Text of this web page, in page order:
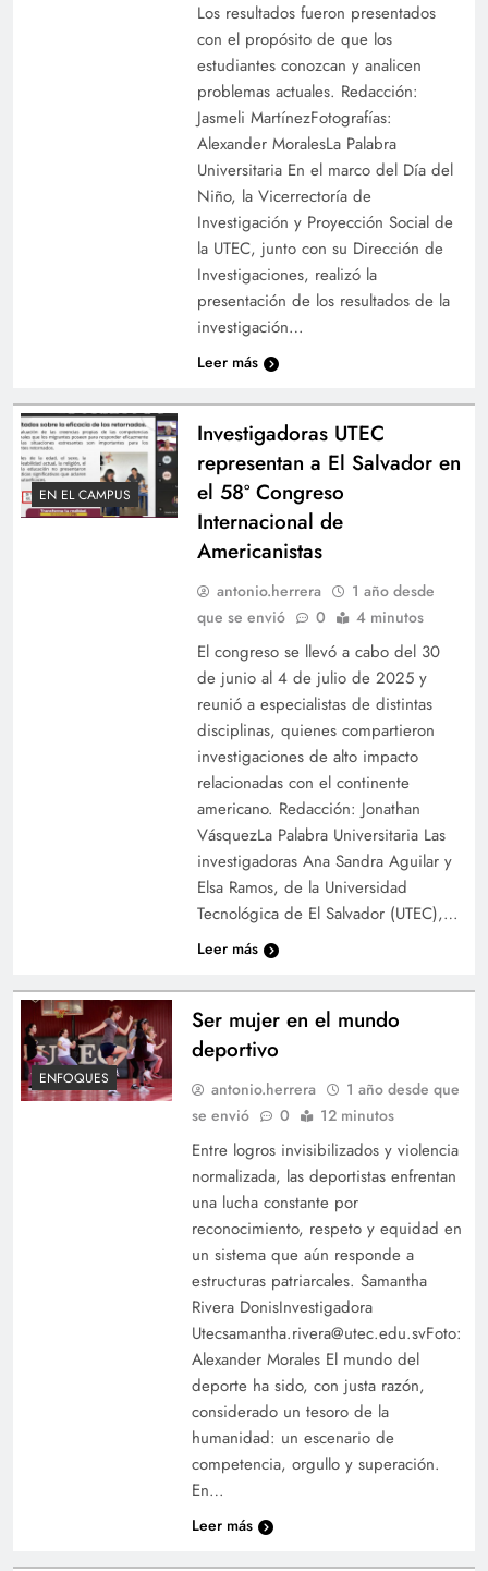
Los resultados fueron presentados
con el propósito de que los
estudiantes conozcan y analicen
problemas actuales. Redacción:
Jasmeli MartínezFotografías:
Alexander MoralesLa Palabra
Universitaria En el marco del Día del
Niño, la Vicerrectoría de
Investigación y Proyección Social de
la UTEC, junto con su Dirección de
Investigaciones, realizó la
presentación de los resultados de la
investigación…
Leer más
EN EL CAMPUS
Investigadoras UTEC
representan a El Salvador en
el 58º Congreso
Internacional de
Americanistas
antonio.herrera
1 año desde
que se envió
0 4 minutos
El congreso se llevó a cabo del 30
de junio al 4 de julio de 2025 y
reunió a especialistas de distintas
disciplinas, quienes compartieron
investigaciones de alto impacto
relacionadas con el continente
americano. Redacción: Jonathan
VásquezLa Palabra Universitaria Las
investigadoras Ana Sandra Aguilar y
Elsa Ramos, de la Universidad
Tecnológica de El Salvador (UTEC),…
Leer más
ENFOQUES
Ser mujer en el mundo
deportivo
antonio.herrera
1 año desde que
se envió
0 12 minutos
Entre logros invisibilizados y violencia
normalizada, las deportistas enfrentan
una lucha constante por
reconocimiento, respeto y equidad en
un sistema que aún responde a
estructuras patriarcales. Samantha
Rivera DonisInvestigadora
Utecsamantha.rivera@utec.edu.svFoto:
Alexander Morales El mundo del
deporte ha sido, con justa razón,
considerado un tesoro de la
humanidad: un escenario de
competencia, orgullo y superación.
En…
Leer más